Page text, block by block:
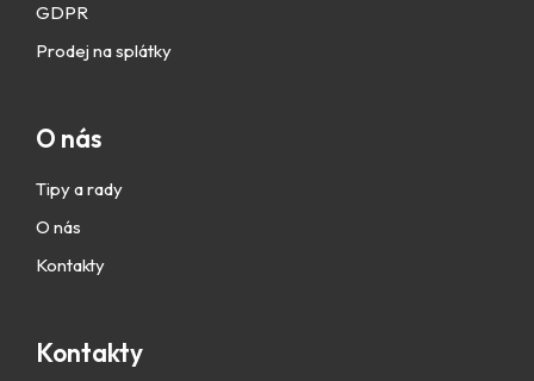
GDPR
Prodej na splátky
O nás
Tipy a rady
O nás
Kontakty
Kontakty